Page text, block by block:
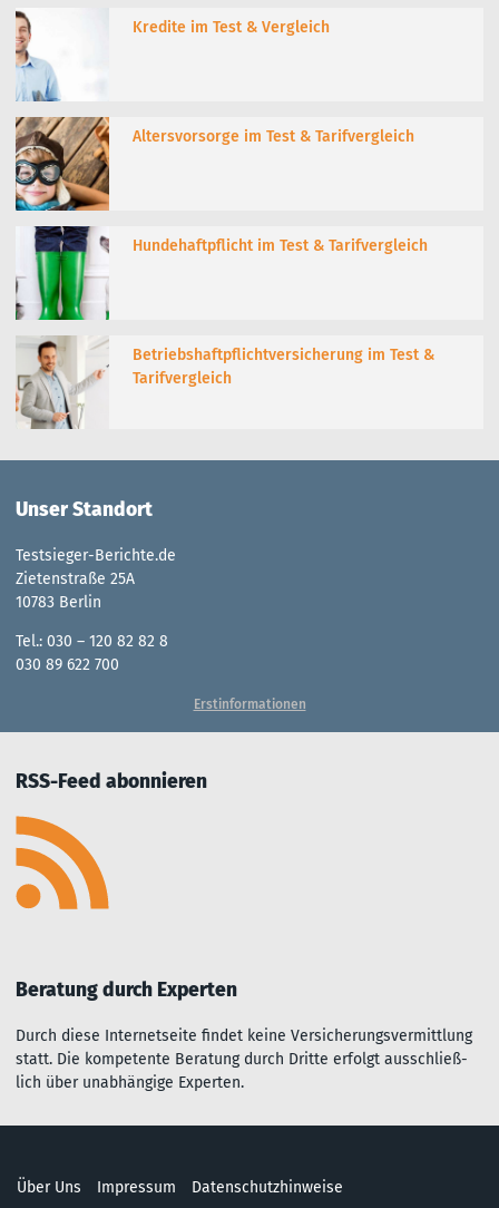
Kredite im Test & Vergleich
Altersvorsorge im Test & Tarifvergleich
Hundehaftpflicht im Test & Tarifvergleich
Betriebshaftpflichtversicherung im Test &
Tarifvergleich
Unser Standort
Testsieger-Berichte.de
Zietenstraße 25A
10783 Berlin
Tel.: 030 – 120 82 82 8
030 89 622 700
Erstinformationen
RSS-Feed abonnieren
Beratung durch Experten
Durch diese Inter­net­seite fin­det kei­ne Ver­sich­er­ungs­ver­mitt­lu­ng
statt. Die kom­pe­ten­te Be­rat­ung durch Dritte er­folgt aus­sch­ließ­
lich über un­ab­hängi­ge Experten.
Über Uns Impressum Datenschutzhinweise